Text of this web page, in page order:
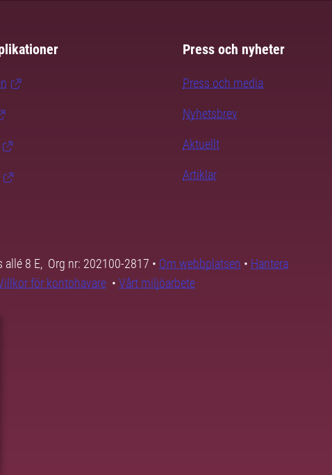
Press och nyheter
Press och media
Nyhetsbrev
Aktuellt
Artiklar
allé 8 E, Org nr: 202100-2817 • Om webbplatsen • Hantera
för kontohavare • Vårt miljöarbete